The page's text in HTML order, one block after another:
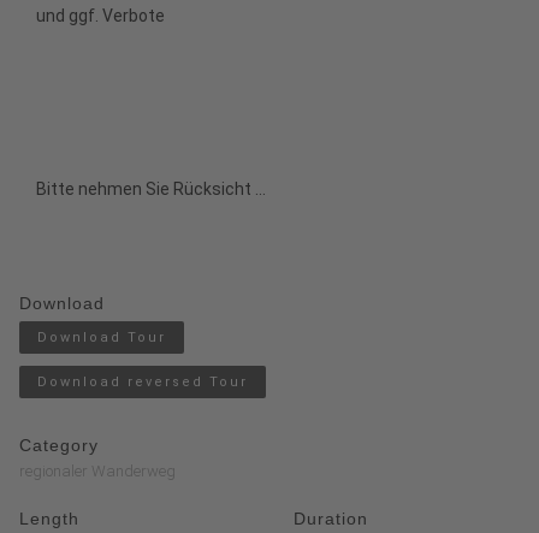
und ggf. Verbote
Bitte nehmen Sie Rücksicht ...
Download
Download Tour
Download reversed Tour
Category
regionaler Wanderweg
Length Duration